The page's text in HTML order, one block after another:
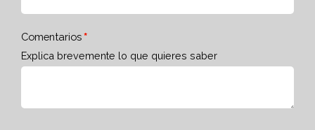
Comentarios
Explica brevemente lo que quieres saber